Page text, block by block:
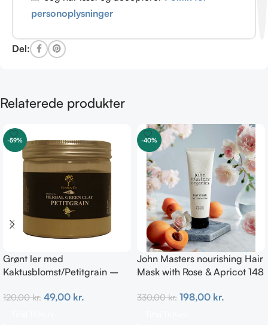
personoplysninger
Del:
Relaterede produkter
-59%
Grønt ler med
Kaktusblomst/Petitgrain –
120,00kr. 49,00 kr.
-40%
John Masters nourishing Hair
Mask with Rose & Apricot 148
330,00kr. 198,00 kr.